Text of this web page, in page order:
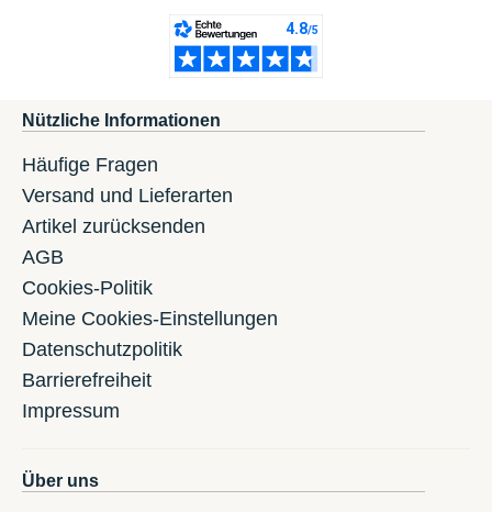
Nützliche Informationen
Häufige Fragen
Versand und Lieferarten
Artikel zurücksenden
AGB
Cookies-Politik
Meine Cookies-Einstellungen
Datenschutzpolitik
Barrierefreiheit
Impressum
Über uns